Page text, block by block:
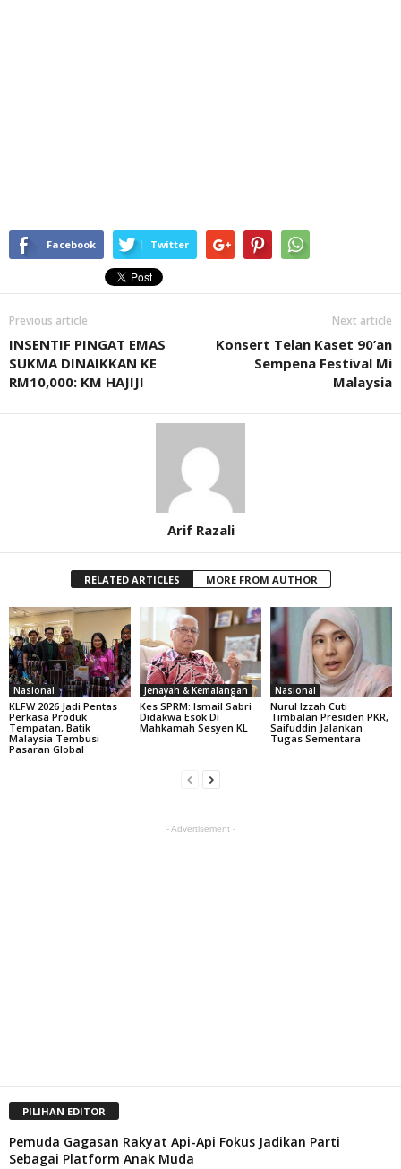
Facebook Twitter
Previous article
INSENTIF PINGAT EMAS
SUKMA DINAIKKAN KE
RM10,000: KM HAJIJI
Next article
Konsert Telan Kaset 90’an
Sempena Festival Mi
Malaysia
Arif Razali
RELATED ARTICLES MORE FROM AUTHOR
Nasional
KLFW 2026 Jadi Pentas
Perkasa Produk
Tempatan, Batik
Malaysia Tembusi
Pasaran Global
Jenayah & Kemalangan
Kes SPRM: Ismail Sabri
Didakwa Esok Di
Mahkamah Sesyen KL
Nasional
Nurul Izzah Cuti
Timbalan Presiden PKR,
Saifuddin Jalankan
Tugas Sementara
- Advertisement -
PILIHAN EDITOR
Pemuda Gagasan Rakyat Api-Api Fokus Jadikan Parti
Sebagai Platform Anak Muda